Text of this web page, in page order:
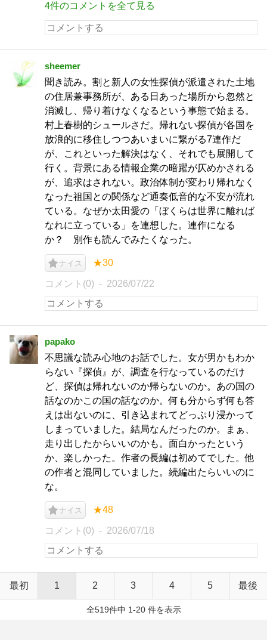
4件のコメントを全て見る
sheemer
聞き読み。割と新人の女性探偵が派遣された土地
の住居兼事務所が、ある日あった場所から忽然と
消滅し、帰り着けなくなるという事態で始まる。
村上春樹的シュールさだ。帰れない探偵が各国を
放浪的に移住しつつあいまいに繋がる7連作だ
が、これといった解決はなく、それでも展開して
行く。背景にある情報企業の暗躍が仄めかされる
が、追求はされない。政治体制が変わり帰れなく
なった祖国との関係など通奏低音的な不安が流れ
ている。なぜか太田愛の「ぼくらは世界に離れば
なれに立っている」を連想した。連作になる
か？ 別作も読んでみたくなった。
ナイス ★30
コメント(0) 2026/07/22
papako
不思議な読み心地のお話でした。女が男かもわか
らない『探偵』が、調査を行なっているのだけ
ど、探偵は帰れないのか帰らないのか。あの国の
話なのかこの国の話なのか。何も分からず何も答
えは出ないのに、引き込まれてどっぷり浸かって
しまっていました。結局なんだったのか。まぁ、
走り出したからいいのかも。面白かったという
か、楽しかった。作者の長編は初めてでした。他
の作者と混同していました。続編出たらいいのに
な。
ナイス ★48
コメント(0) 2026/07/18
最初 1 2 3 4 5 最後
全519件中 1-20 件を表示